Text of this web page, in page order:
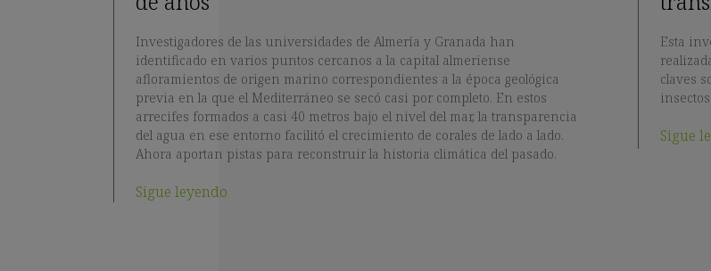
Investigadores de las universidades de Almería y Granada han
identificado en varios puntos cercanos a la capital almeriense
afloramientos de origen marino correspondientes a la época geológica
previa en la que el Mediterráneo se secó casi por completo. En estos
arrecifes formados a casi 40 metros bajo el nivel del mar, la transparencia
del agua en ese entorno facilitó el crecimiento de corales de lado a lado.
Ahora aportan pistas para reconstruir la historia climática del pasado.
Sigue leyendo
Esta
claves
Sigue